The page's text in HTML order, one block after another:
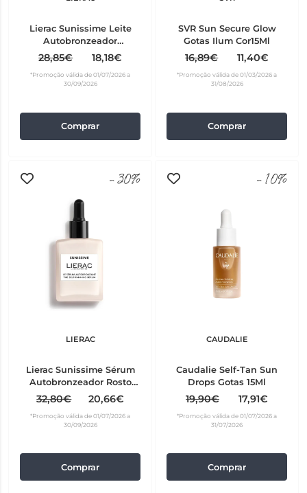
Lierac Sunissime Leite
Autobronzeador
Corpo150ml
28,85€ 18,18€
*Promoção válida de 01/07/2026 a
30/09/2026
Comprar
SVR Sun Secure Glow
Gotas Ilum Cor15Ml
16,89€ 11,40€
*Promoção válida de 01/03/2026 a
31/08/2026
Comprar
-30%
LIERAC
Lierac Sunissime Sérum
Autobronzeador Rosto
30ml
32,80€ 20,66€
*Promoção válida de 01/07/2026 a
30/09/2026
Comprar
-10%
CAUDALIE
Caudalie Self-Tan Sun
Drops Gotas 15Ml
19,90€ 17,91€
*Promoção válida de 01/07/2026 a
31/07/2026
Comprar